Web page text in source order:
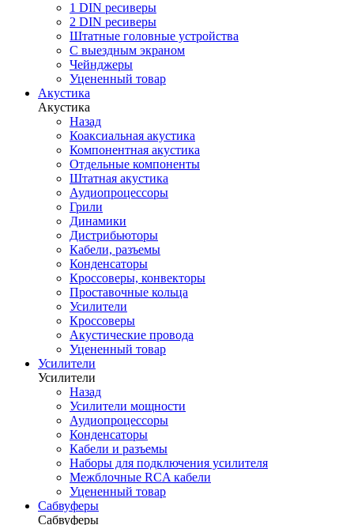
1 DIN ресиверы
2 DIN ресиверы
Штатные головные устройства
С выездным экраном
Чейнджеры
Уцененный товар
Акустика
Акустика
Назад
Коаксиальная акустика
Компонентная акустика
Отдельные компоненты
Штатная акустика
Аудиопроцессоры
Грили
Динамики
Дистрибьюторы
Кабели, разъемы
Конденсаторы
Кроссоверы, конвекторы
Проставочные кольца
Усилители
Кроссоверы
Акустические провода
Уцененный товар
Усилители
Усилители
Назад
Усилители мощности
Аудиопроцессоры
Конденсаторы
Кабели и разъемы
Наборы для подключения усилителя
Межблочные RCA кабели
Уцененный товар
Сабвуферы
Сабвуферы